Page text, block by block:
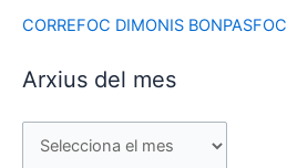
CORREFOC DIMONIS BONPASFOC
Arxius del mes